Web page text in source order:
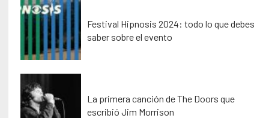
Festival Hipnosis 2024: todo lo que debes
saber sobre el evento
La primera canción de The Doors que
escribió Jim Morrison